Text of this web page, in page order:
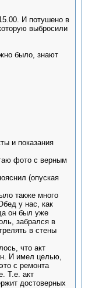
И потушено в
выбросили
было, знают
и показания
фото с верным
(опуская
также много
у нас, как
он был уже
забрался в
в стены
что акт
И имел целью,
с ремонта
Т.е. акт
достоверных